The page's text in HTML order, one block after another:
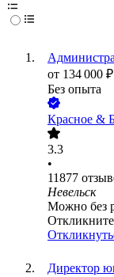
от 134 000 ₽
Без опыта
Красное &
3.3
•
11877
Невельск
Можно без
Директор